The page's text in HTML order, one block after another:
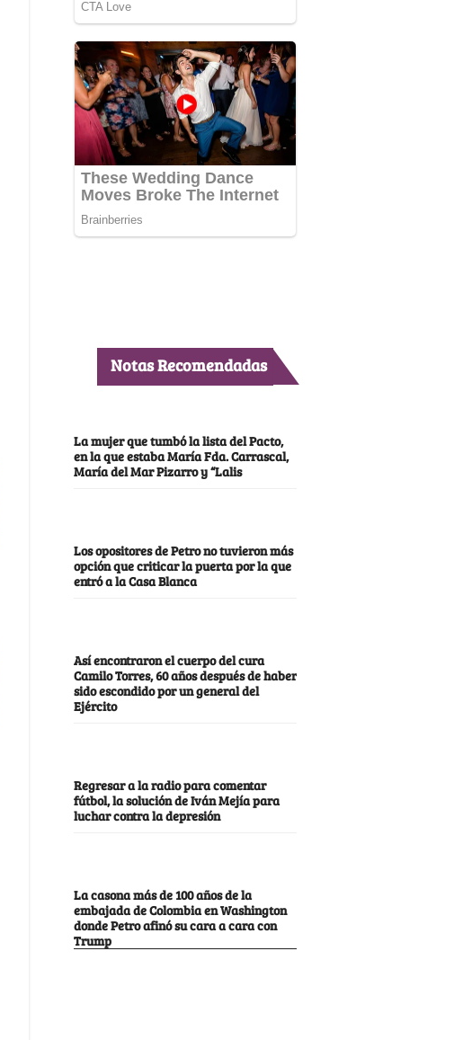
Notas Recomendadas
La mujer que tumbó la lista del Pacto,
en la que estaba María Fda. Carrascal,
María del Mar Pizarro y “Lalis
Los opositores de Petro no tuvieron más
opción que criticar la puerta por la que
entró a la Casa Blanca
Así encontraron el cuerpo del cura
Camilo Torres, 60 años después de haber
sido escondido por un general del
Ejército
Regresar a la radio para comentar
fútbol, la solución de Iván Mejía para
luchar contra la depresión
La casona más de 100 años de la
embajada de Colombia en Washington
donde Petro afinó su cara a cara con
Trump